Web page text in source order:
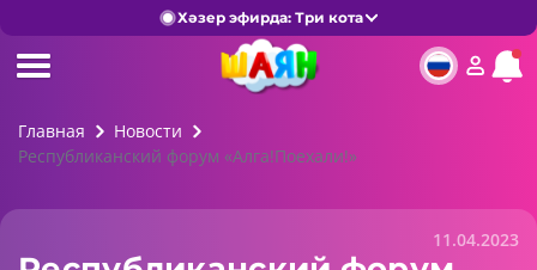
Хәзер эфирда: Три кота
Главная
Новости
Республиканский форум «Алга!Поехали!»
11.04.2023